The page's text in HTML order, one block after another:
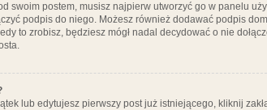
swoim postem, musisz najpierw utworzyć go w panelu
podpis do niego. Możesz również dodawać podpis
to zrobisz, będziesz mógł nadal decydować o nie
lub edytujesz pierwszy post już istniejącego, kliknij